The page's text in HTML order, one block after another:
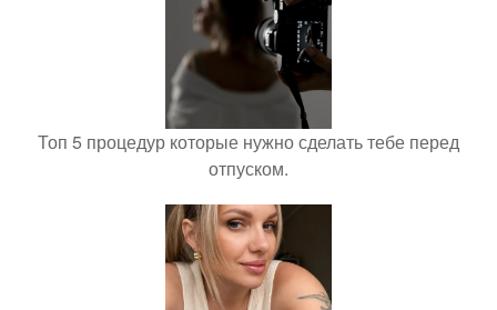
Топ 5 процедур которые нужно сделать тебе перед
отпуском.